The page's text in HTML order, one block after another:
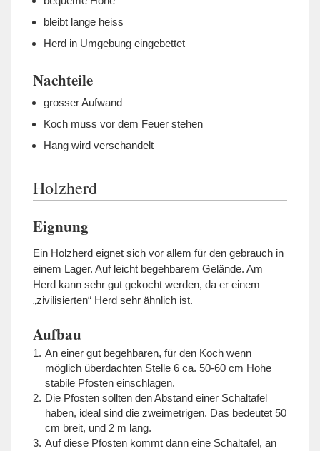
bleibt lange heiss
Herd in Umgebung eingebettet
Nachteile
grosser Aufwand
Koch muss vor dem Feuer stehen
Hang wird verschandelt
Holzherd
Eignung
Ein Holzherd eignet sich vor allem für den gebrauch in
einem Lager. Auf leicht begehbarem Gelände. Am
Herd kann sehr gut gekocht werden, da er einem
„zivilisierten“ Herd sehr ähnlich ist.
Aufbau
An einer gut begehbaren, für den Koch wenn
möglich überdachten Stelle 6 ca. 50-60 cm Hohe
stabile Pfosten einschlagen.
Die Pfosten sollten den Abstand einer Schaltafel
haben, ideal sind die zweimetrigen. Das bedeutet 50
cm breit, und 2 m lang.
Auf diese Pfosten kommt dann eine Schaltafel, an